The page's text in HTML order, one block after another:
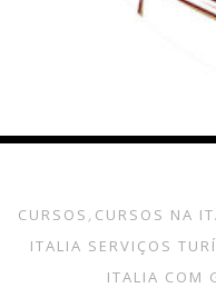
CURSOS , CURSOS NA
ITALIA SERVIÇOS
ITALIA COM